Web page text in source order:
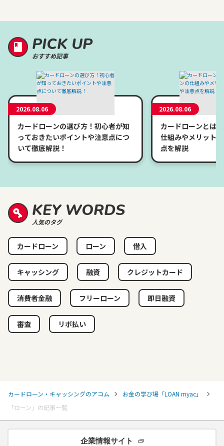
PICK UP
おすすめ記事
2026.08.06
カードローンの選び方！初心者が知
っておきたいポイントや注意点につ
いて徹底解説！
2026.08.06
カードローンとは
仕組みやメリット
点を解説
KEY WORDS
人気のタグ
カードローン ローン 借入
キャッシング 融資 クレジットカード
消費者金融 フリーローン 即日融資
審査 リボ払い
カードローン・キャッシングのアコム
お金の学び場「LOAN myac」
「ローン」の記事一覧
企業情報サイト